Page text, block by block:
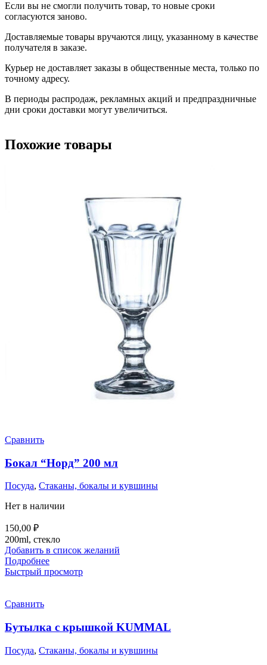
Если вы не смогли получить товар, то новые сроки
согласуются заново.
Доставляемые товары вручаются лицу, указанному в качестве
получателя в заказе.
Курьер не доставляет заказы в общественные места, только по
точному адресу.
В периоды распродаж, рекламных акций и предпраздничные
дни сроки доставки могут увеличиться.
Похожие товары
Сравнить
Бокал “Норд” 200 мл
Посуда, Стаканы, бокалы и кувшины
Нет в наличии
150,00 ₽
200ml, стекло
Добавить в список желаний
Подробнее
Быстрый просмотр
Сравнить
Бутылка с крышкой KUMMAL
Посуда, Стаканы, бокалы и кувшины